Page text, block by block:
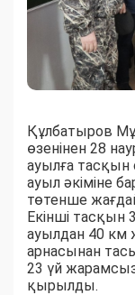
Құлбатыров
өзенінен 28
ауылға тасқын
ауыл әкіміне
төтенше
Екінші тасқын
ауылдан 40 км
арнасынан
23 үй
қырылды.